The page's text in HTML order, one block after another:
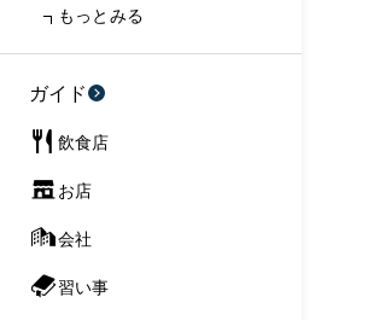
もっとみる
ガイド
飲食店
お店
会社
習い事